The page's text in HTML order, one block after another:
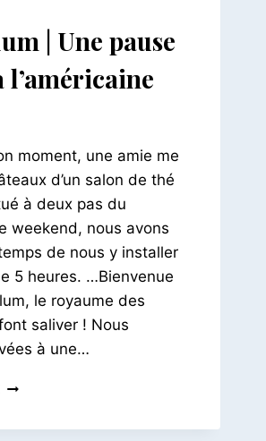
| Une pause
l’américaine
moment, une amie me
d’un salon de thé
à deux pas du
weekend, nous avons
de nous y installer
5 heures. …Bienvenue
le royaume des
saliver ! Nous
à une…
SUGARPLUM